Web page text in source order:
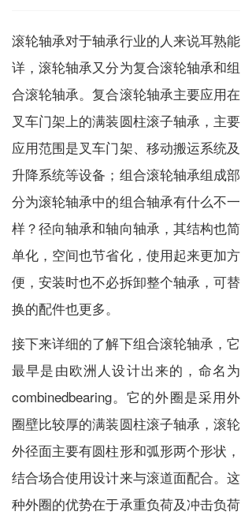
滚轮轴承对于轴承行业的人来说耳熟能
详，滚轮轴承又分为复合滚轮轴承和组
合滚轮轴承。复合滚轮轴承主要应用在
叉车门架上的满装圆柱滚子轴承，主要
应用范围是叉车门架、移动搬运系统及
升降系统等设备；组合滚轮轴承组成部
分为滚轮轴承中的组合轴承有什么不一
样？径向轴承和轴向轴承，其结构也简
单化，空间也节省化，使用起来更加方
便，安装时也不必拆卸整个轴承，可替
换的配件也更多。
接下来详细的了解下组合滚轮轴承，它
最早是由欧洲人设计出来的，命名为
combinedbearing。它的外圈是采用外
圈壁比较厚的满装圆柱滚子轴承，滚轮
外径面主要有圆柱形和弧形两个形状，
结合场合使用设计来与滚道面配合。这
种外圈的优势在于承重负荷及冲击负荷